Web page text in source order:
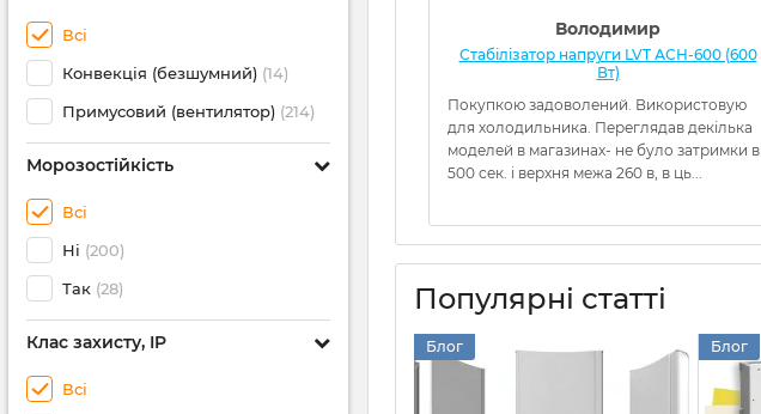
Всі
Конвекція (безшумний) (14)
Примусовий (вентилятор) (214)
Морозостійкість
Всі
Ні (200)
Так (28)
Клас захисту, IP
Всі
Володимир
Стабілізатор напруги LVT АСН-600 (600
Вт)
Покупкою задоволений. Використовую
для холодильника. Переглядав декілька
моделей в магазинах- не було затримки в
500 сек. і верхня межа 260 в, в ць...
Популярні статті
Блог Блог